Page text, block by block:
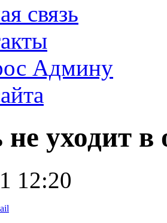
связь
Админу
уходит в
12:20